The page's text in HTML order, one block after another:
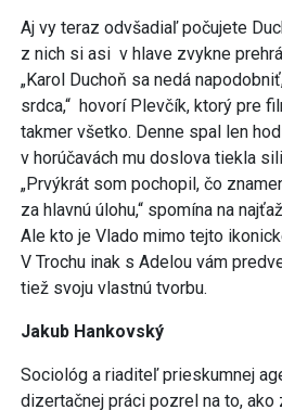
Aj vy teraz odvšadiaľ počujete
z nich si asi v hlave zvykne
„Karol Duchoň sa nedá
srdca,“ hovorí Plevčík, ktorý pre
takmer všetko. Denne spal len
v horúčavách mu doslova tiekla
„Prvýkrát som pochopil, čo
za hlavnú úlohu,“ spomína na
Ale kto je Vlado mimo tejto
V Trochu inak s Adelou vám
tiež svoju vlastnú tvorbu.
Jakub Hankovský
Sociológ a riaditeľ prieskumnej
dizertačnej práci pozrel na to,